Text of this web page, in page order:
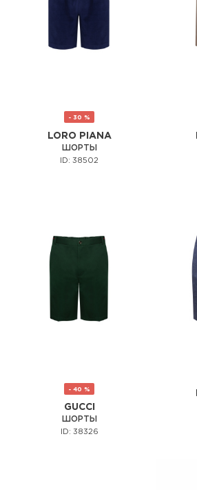
- 30 %
LORO PIANA
ШОРТЫ
ID: 38502
- 40 %
GUCCI
ШОРТЫ
ID: 38326